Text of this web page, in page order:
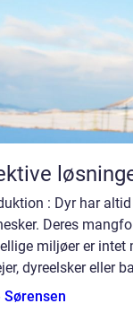
: Dyr har
Deres
miljøer er intet
dyreelsker eller
Sørensen